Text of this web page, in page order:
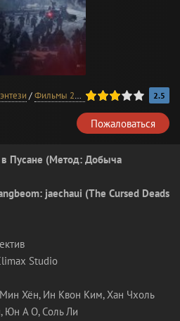
/Фильмы 2021 года /В хорошем
1 2 3 4 5 2.5
Пожаловаться
Пусане (Метод: Добыча
jaechaui (The Cursed Deads
Studio
Хён, Ин Квон Ким, Хан Чхоль
Юн А О, Соль Ли